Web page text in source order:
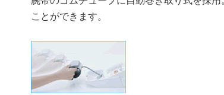
ことができます。